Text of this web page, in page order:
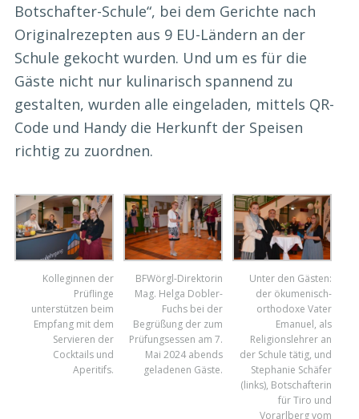
Botschafter-Schule“, bei dem Gerichte nach
Originalrezepten aus 9 EU-Ländern an der
Schule gekocht wurden. Und um es für die
Gäste nicht nur kulinarisch spannend zu
gestalten, wurden alle eingeladen, mittels QR-
Code und Handy die Herkunft der Speisen
richtig zu zuordnen.
Kolleginnen der
Prüflinge
unterstützen beim
Empfang mit dem
Servieren der
Cocktails und
Aperitifs.
BFWörgl-Direktorin
Mag. Helga Dobler-
Fuchs bei der
Begrüßung der zum
Prüfungsessen am 7.
Mai 2024 abends
geladenen Gäste.
Unter den Gästen:
der ökumenisch-
orthodoxe Vater
Emanuel, als
Religionslehrer an
der Schule tätig, und
Stephanie Schäfer
(links), Botschafterin
für Tiro und
Vorarlberg vom